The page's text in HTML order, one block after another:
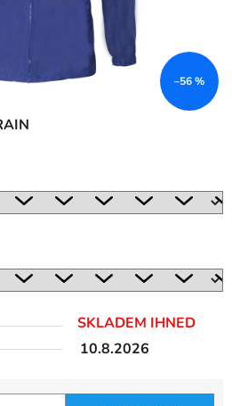
SKLADEM IHNED
10.8.2026
–56 %